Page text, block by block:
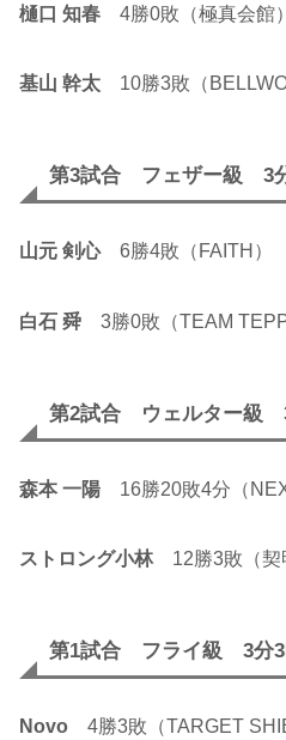
樋口 知春 4勝0敗（極真会館）
基山 幹太 10勝3敗（
第3試合 フェザー級 3
山元 剣心6勝4敗（FAITH）
白石 舜 3勝0敗（TEAM
第2試合 ウェルター級
森本 一陽 16勝20敗4分（
ストロング小林12勝3敗（契
第1試合 フライ級 3分
Novo 4勝3敗（TARGET